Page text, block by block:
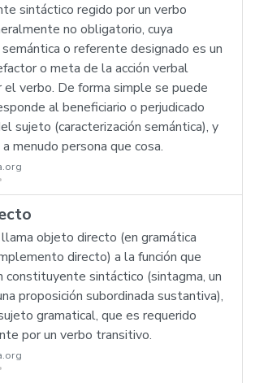
sintáctico regido por un verbo
no obligatorio, cuya
o referente designado es un
o meta de la acción verbal
el verbo. De forma simple se puede
al beneficiario o perjudicado
sujeto (caracterización semántica), y
menudo persona que cosa.
objeto directo (en gramática
directo) a la función que
constituyente sintáctico (sintagma, un
proposición subordinada sustantiva),
gramatical, que es requerido
por un verbo transitivo.